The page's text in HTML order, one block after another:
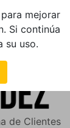
mejorar
Si continúa
su uso.
de Clientes